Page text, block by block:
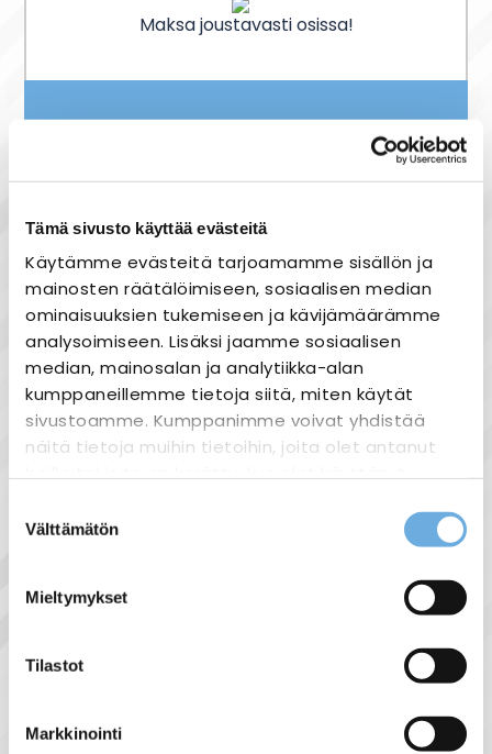
Tämä sivusto käyttää evästeitä
Käytämme evästeitä tarjoamamme sisällön ja
mainosten räätälöimiseen, sosiaalisen median
ominaisuuksien tukemiseen ja kävijämäärämme
analysoimiseen. Lisäksi jaamme sosiaalisen
median, mainosalan ja analytiikka-alan
kumppaneillemme tietoja siitä, miten käytät
sivustoamme. Kumppanimme voivat yhdistää
näitä tietoja muihin tietoihin, joita olet antanut
heille tai joita on kerätty, kun olet käyttänyt
valinta
Välttämätön
Mieltymykset
Tilastot
Markkinointi
Maksa joustavasti osissa!
Tuotekuvaus
Tasajännitelähde 12V
20W / 30W / 60W / 100W
IP20 220-240V 50…60hz
Ta -15…45℃
Muuntajat tuoteryhmästä